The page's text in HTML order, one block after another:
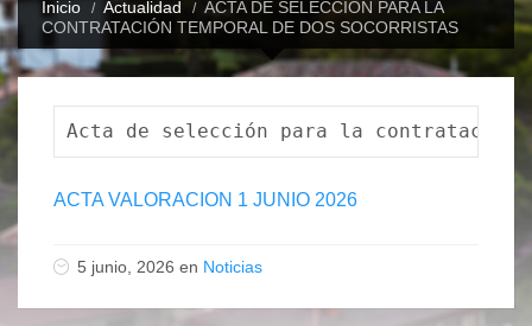
Inicio Actualidad
ACTA DE SELECCIÓN PARA LA
CONTRATACIÓN TEMPORAL DE DOS SOCORRISTAS
Acta de selección para la contratación
ACTA VALORACION 1 JUNIO 2026
5 junio, 2026 en Noticias